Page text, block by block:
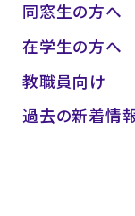
同窓生の方へ
在学生の方へ
教職員向け
過去の新着情報